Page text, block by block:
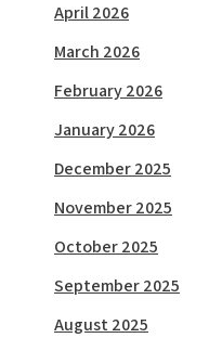
April 2026
March 2026
February 2026
January 2026
December 2025
November 2025
October 2025
September 2025
August 2025